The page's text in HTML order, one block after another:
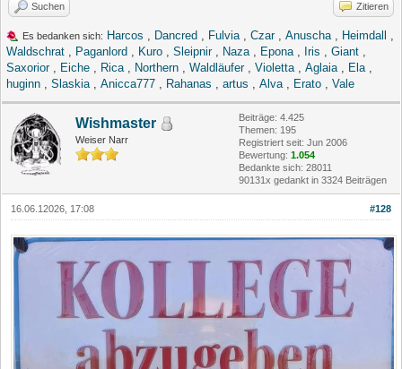
Suchen Zitieren
Es bedanken sich: Harcos , Dancred , Fulvia, Czar, Anuscha, Heimdall
,
Waldschrat , Paganlord , Kuro , Sleipnir, Naza, Epona, Iris , Giant ,
Saxorior, Eiche , Rica, Northern , Waldläufer, Violetta, Aglaia, Ela,
huginn , Slaskia, Anicca777 , Rahanas , artus , Alva, Erato , Vale
Wishmaster
Weiser Narr
Beiträge: 4.425
Themen: 195
Registriert seit: Jun 2006
Bewertung: 1.054
Bedankte sich: 28011
90131x gedankt in 3324 Beiträgen
#128
16.06.12026, 17:08